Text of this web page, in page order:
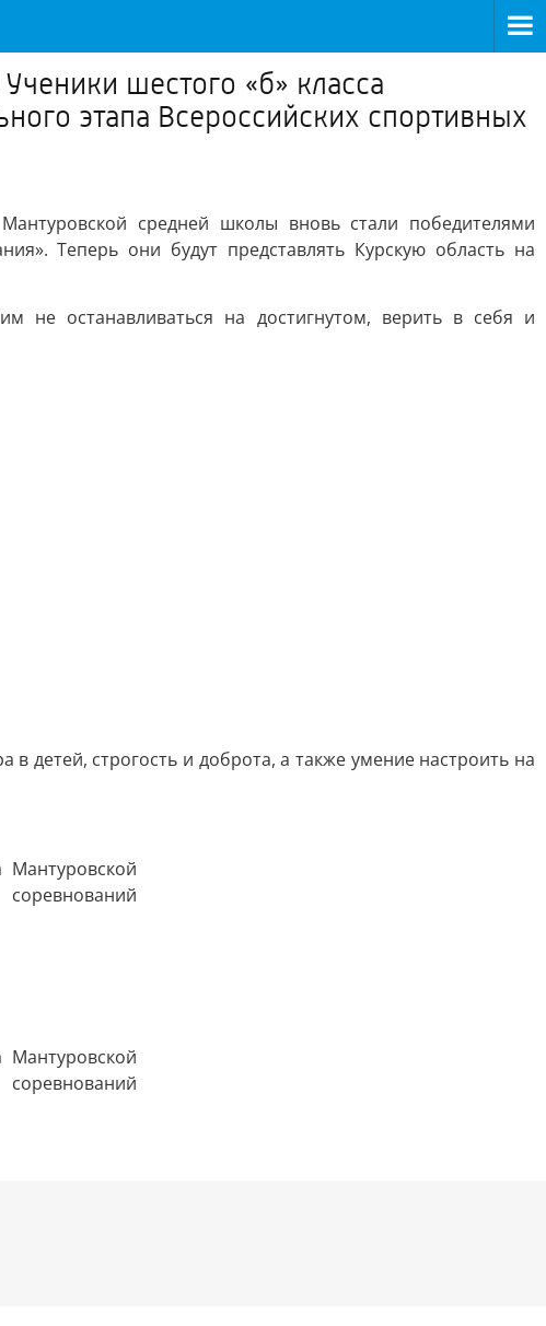
шестого «б» класса
этапа Всероссийских спортивных
средней школы вновь стали победителями
Теперь они будут представлять Курскую область на
не останавливаться на достигнутом, верить в себя и
детей, строгость и доброта, а также умение настроить на